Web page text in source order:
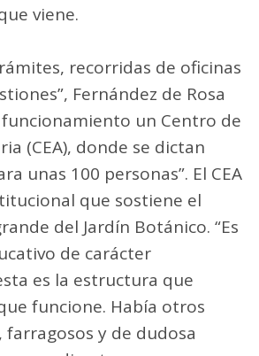
viene.
recorridas de oficinas
Fernández de Rosa
un Centro de
(CEA), donde se dictan
unas 100 personas”. El CEA
que sostiene el
del Jardín Botánico. “Es
de carácter
es la estructura que
funcione. Había otros
farragosos y de dudosa